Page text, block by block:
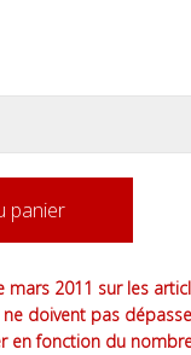
panier
mars 2011 sur les
doivent pas
en fonction du